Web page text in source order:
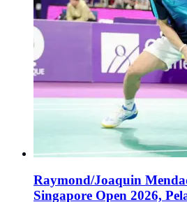
Raymond/Joaquin
Singapore Open 2026,